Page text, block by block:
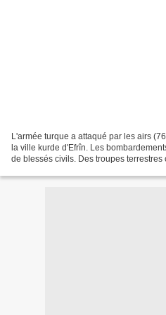
L'armée turque a attaqué par les airs
la ville kurde d'Efrîn. Les
de blessés civils. Des troupes